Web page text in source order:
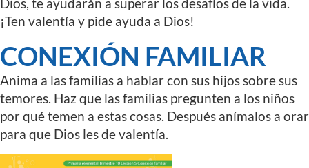
¡Ten valentía y pide ayuda a Dios!
CONEXIÓN FAMILIAR
Anima a las familias a hablar con sus hijos sobre sus
temores. Haz que las familias pregunten a los niños
por qué temen a estas cosas. Después anímalos a orar
para que Dios les de valentía.